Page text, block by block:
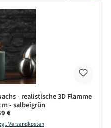
- realistische 3D Flamme
- salbeigrün
Preis:
€
Versandkosten